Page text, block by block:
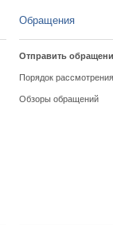
Обращения
Отправить
Порядок
Обзоры обращений